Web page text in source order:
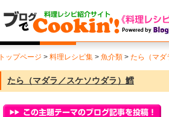
トップページ > 料理レシピ集 > 魚介類 > たら（マダ
たら（マダラ／スケソウダラ）鱈